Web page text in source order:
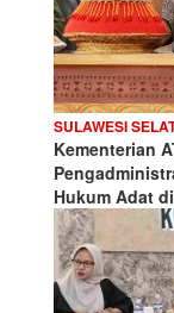
SULAWESI
Kementerian
Hukum Adat